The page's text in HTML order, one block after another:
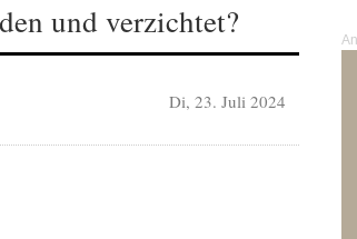
und verzichtet?
Di, 23. Juli 2024